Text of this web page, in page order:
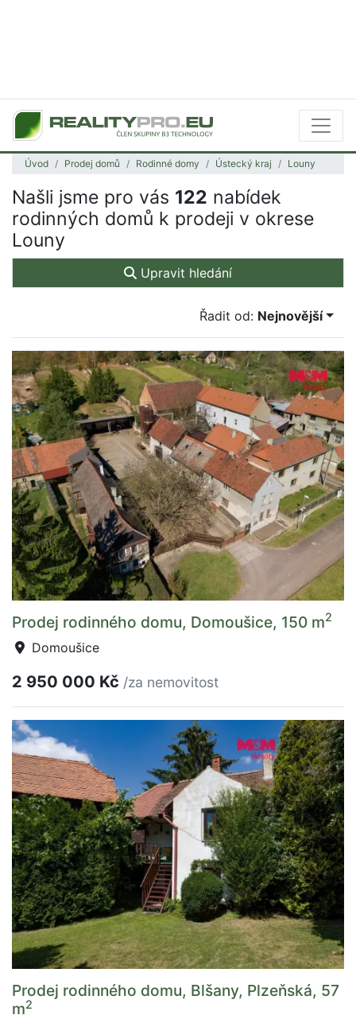
Úvod Prodej domů Rodinné domy Ústecký kraj Louny
Našli jsme pro vás 122 nabídek
rodinných domů k prodeji v okrese
Louny
Upravit hledání
Řadit od: Nejnovější
Prodej rodinného domu, Domoušice, 150 m2
Domoušice
2 950 000 Kč /za nemovitost
Prodej rodinného domu, Blšany, Plzeňská, 57
m2